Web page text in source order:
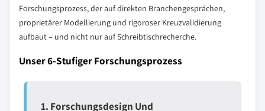
Forschungsprozess, der auf direkten Branchengesprächen,
proprietärer Modellierung und rigoroser Kreuzvalidierung
aufbaut – und nicht nur auf Schreibtischrecherche.
Unser 6-Stufiger Forschungsprozess
1. Forschungsdesign Und